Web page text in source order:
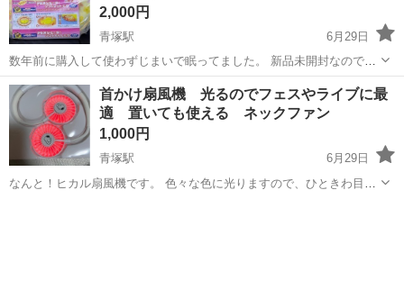
2,000円
青塚駅
6月29日
数年前に購入して使わずじまいで眠ってました。 新品未開封なので動
作確認はしておりません。 ご希望でしたら開封して動作確認します。
(マットサイズ幅460mm高さ50mm奥行き460mm) 他にも色々出品して
ます。おまとめ...
愛知 津島市 青塚駅 生活雑貨 ベット
首かけ扇風機 光るのでフェスやライブに最
適 置いても使える ネックファン
1,000円
青塚駅
6月29日
なんと！ヒカル扇風機です。 色々な色に光りますので、ひときわ目立